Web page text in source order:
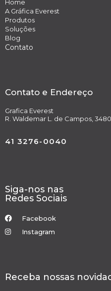
Home
A Gráfica Everest
Produtos
Soluções
Blog
Contato
Contato e Endereço
Grafica Everest
R. Waldemar L. de Campos,
41 3276-0040
Siga-nos nas
Redes Sociais
Facebook
Instagram
Receba nossas